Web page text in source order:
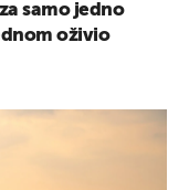
samo jedno
oživio